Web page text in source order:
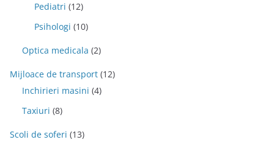
Pediatri (12)
Psihologi (10)
Optica medicala (2)
Mijloace de transport (12)
Inchirieri masini (4)
Taxiuri (8)
Scoli de soferi (13)